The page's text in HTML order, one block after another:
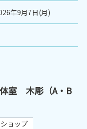
年9月7日(月)
室 木彫（A・B
ョップ